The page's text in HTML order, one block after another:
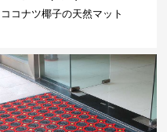
ココナツ椰子の天然マット